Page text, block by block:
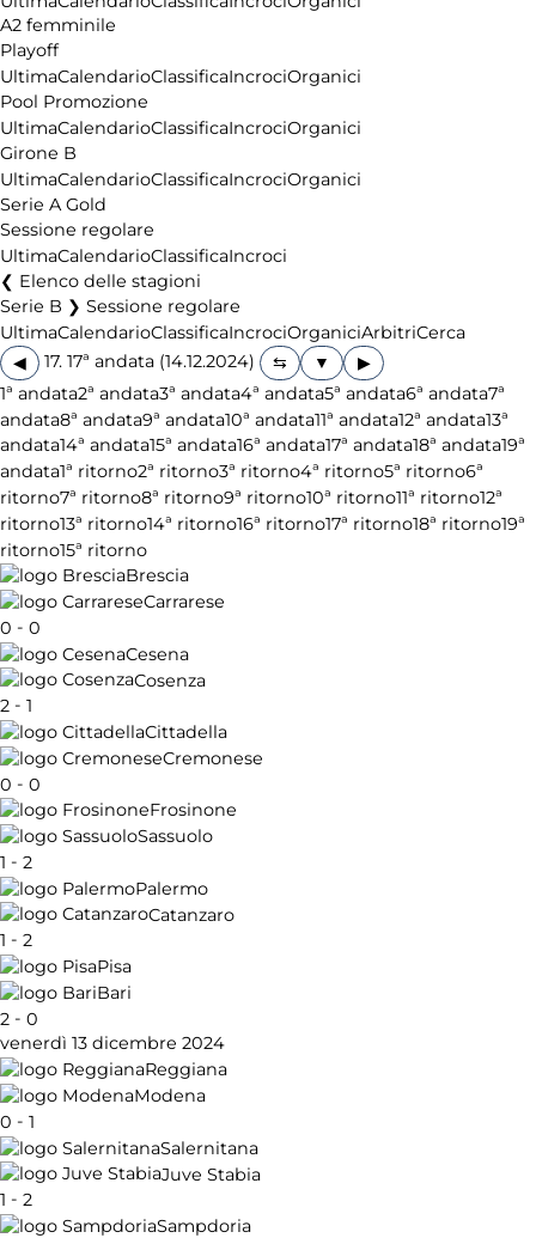
A2 femminile
Playoff
UltimaCalendarioClassificaIncrociOrganici
Pool Promozione
UltimaCalendarioClassificaIncrociOrganici
Girone B
UltimaCalendarioClassificaIncrociOrganici
Serie A Gold
Sessione regolare
UltimaCalendarioClassificaIncroci
Elenco delle stagioni
Serie B ❯ Sessione regolare
UltimaCalendarioClassificaIncrociOrganiciArbitriCerca
◀
17. 17ª andata (14.12.2024)
▶
1ª andata2ª andata3ª andata4ª andata5ª andata6ª andata7ª
andata8ª andata9ª andata10ª andata11ª andata12ª andata13ª
andata14ª andata15ª andata16ª andata17ª andata18ª andata19ª
andata1ª ritorno2ª ritorno3ª ritorno4ª ritorno5ª ritorno6ª
ritorno7ª ritorno8ª ritorno9ª ritorno10ª ritorno11ª ritorno12ª
ritorno13ª ritorno14ª ritorno16ª ritorno17ª ritorno18ª ritorno19ª
ritorno15ª ritorno
Brescia
Carrarese
0 - 0
Cesena
Cosenza
2 - 1
Cittadella
Cremonese
0 - 0
Frosinone
Sassuolo
1 - 2
Palermo
Catanzaro
1 - 2
Pisa
Bari
2 - 0
venerdì 13 dicembre 2024
Reggiana
Modena
0 - 1
Salernitana
Juve Stabia
1 - 2
Sampdoria